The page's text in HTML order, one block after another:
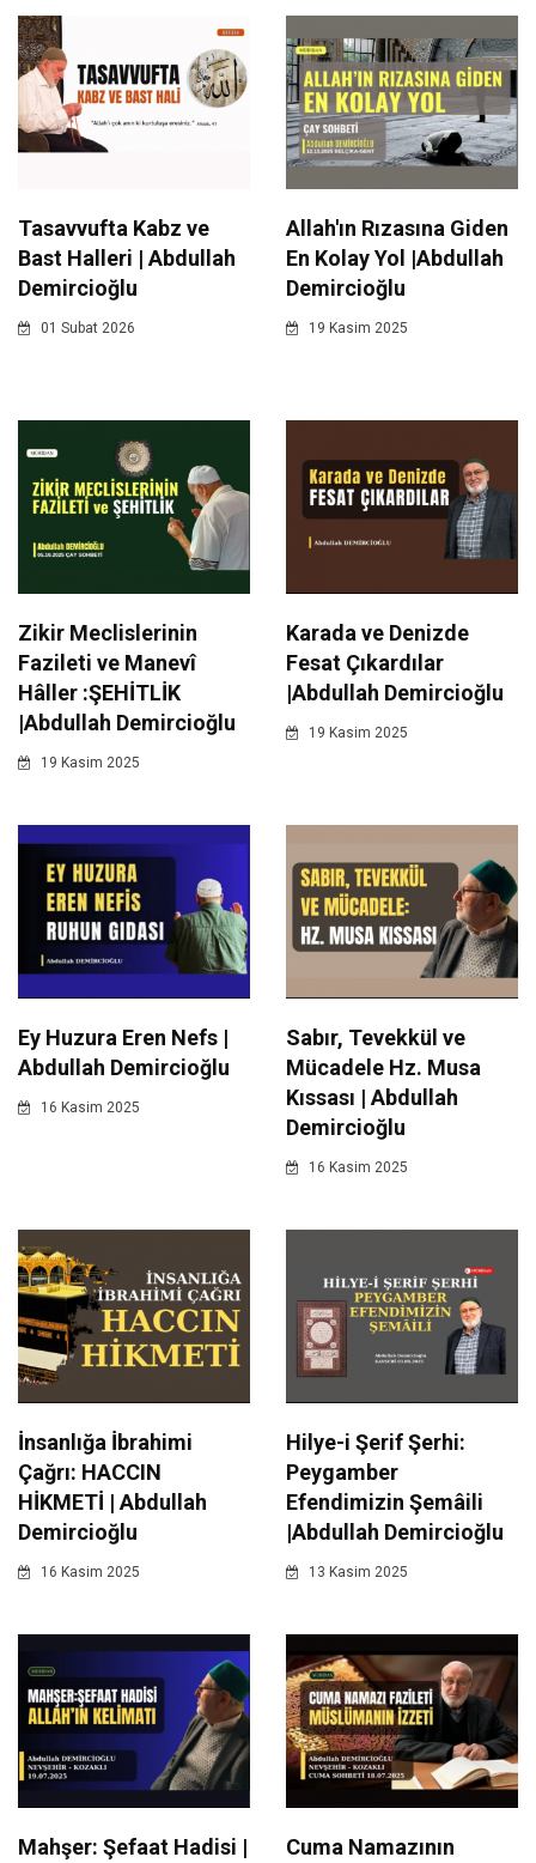
Tasavvufta Kabz ve
Bast Halleri | Abdullah
Demircioğlu
01 Subat 2026
Allah'ın Rızasına Giden
En Kolay Yol |Abdullah
Demircioğlu
19 Kasim 2025
Zikir Meclislerinin
Fazileti ve Manevî
Hâller :ŞEHİTLİK
|Abdullah Demircioğlu
19 Kasim 2025
Karada ve Denizde
Fesat Çıkardılar
|Abdullah Demircioğlu
19 Kasim 2025
Ey Huzura Eren Nefs |
Abdullah Demircioğlu
16 Kasim 2025
Sabır, Tevekkül ve
Mücadele Hz. Musa
Kıssası | Abdullah
Demircioğlu
16 Kasim 2025
İnsanlığa İbrahimi
Çağrı: HACCIN
HİKMETİ | Abdullah
Demircioğlu
16 Kasim 2025
Hilye-i Şerif Şerhi:
Peygamber
Efendimizin Şemâili
|Abdullah Demircioğlu
13 Kasim 2025
Mahşer: Şefaat Hadisi |
Cuma Namazının